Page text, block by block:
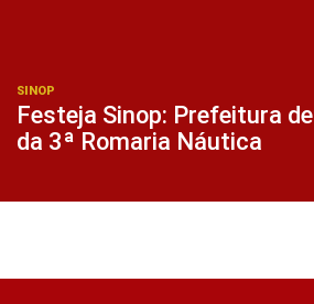
SINOP
Festeja Sinop: Prefeitura
da 3ª Romaria Náutica